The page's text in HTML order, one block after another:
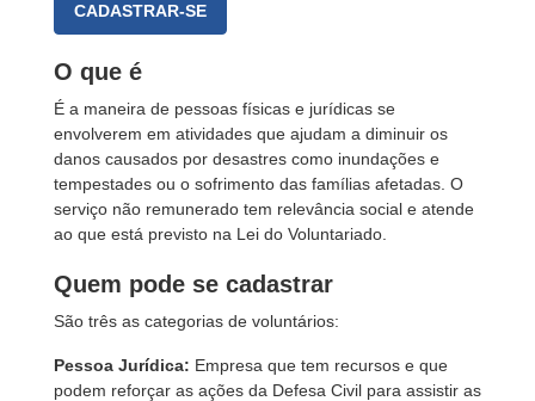
CADASTRAR-SE
O que é
É a maneira de pessoas físicas e jurídicas se
envolverem em atividades que ajudam a diminuir os
danos causados por desastres como inundações e
tempestades ou o sofrimento das famílias afetadas. O
serviço não remunerado tem relevância social e atende
ao que está previsto na Lei do Voluntariado.
Quem pode se cadastrar
São três as categorias de voluntários:
Pessoa Jurídica: Empresa que tem recursos e que
podem reforçar as ações da Defesa Civil para assistir as